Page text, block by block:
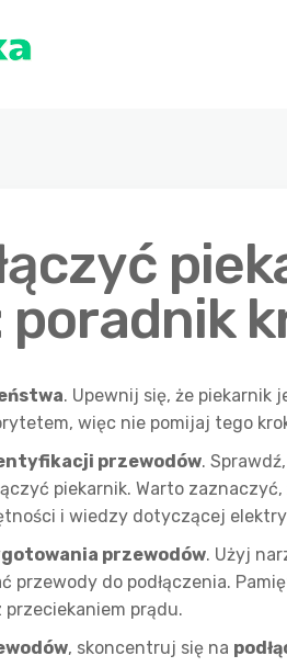
. Upewnij się, że piekarnik
więc nie pomijaj tego
przewodów.
piekarnik. Warto
i wiedzy dotyczącej
przewodów. Użyj
przewody do podłączenia.
prądu.
, skoncentruj się na